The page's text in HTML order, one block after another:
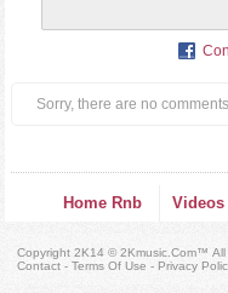
Sorry, there are no
Home Rnb Videos
Copyright 2K14 © 2Kmusic.com™
Contact - Terms Of Use - Privacy